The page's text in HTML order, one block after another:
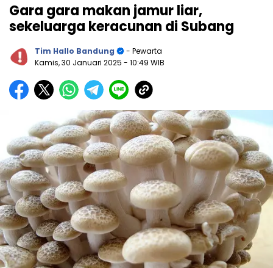
Gara gara makan jamur liar,
sekeluarga keracunan di Subang
Tim Hallo Bandung
- Pewarta
Kamis, 30 Januari 2025 - 10:49 WIB